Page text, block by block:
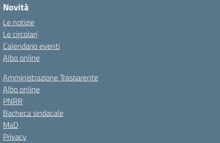
Novità
Le notizie
Le circolari
Calendario eventi
Albo online
Amministrazione Trasparente
Albo online
PNRR
Bacheca sindacale
MaD
Privacy